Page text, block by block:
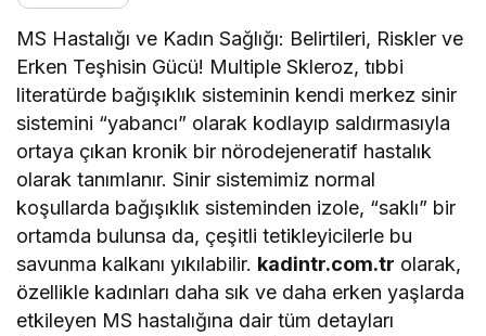
MS Hastalığı ve Kadın Sağlığı: Belirtileri, Riskler ve
Erken Teşhisin Gücü! Multiple Skleroz, tıbbi
literatürde bağışıklık sisteminin kendi merkez sinir
sistemini “yabancı” olarak kodlayıp saldırmasıyla
ortaya çıkan kronik bir nörodejeneratif hastalık
olarak tanımlanır. Sinir sistemimiz normal
koşullarda bağışıklık sisteminden izole, “saklı” bir
ortamda bulunsa da, çeşitli tetikleyicilerle bu
savunma kalkanı yıkılabilir. kadintr.com.tr olarak,
özellikle kadınları daha sık ve daha erken yaşlarda
etkileyen MS hastalığına dair tüm detayları